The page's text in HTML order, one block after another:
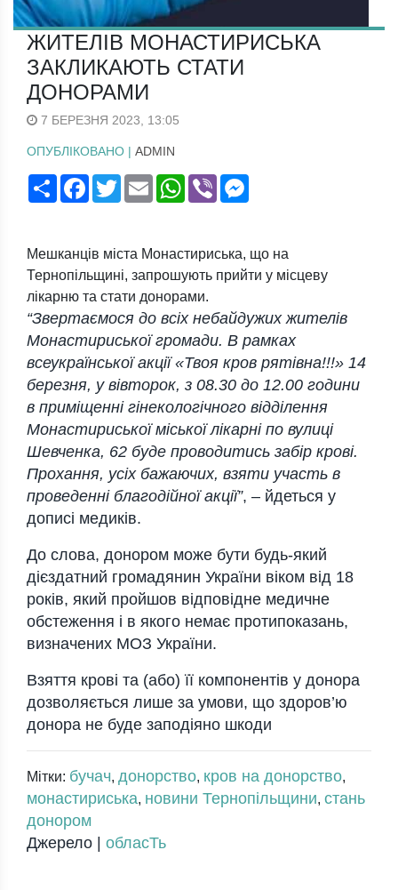
ЖИТЕЛІВ МОНАСТИРИСЬКА
ЗАКЛИКАЮТЬ СТАТИ
ДОНОРАМИ
7 БЕРЕЗНЯ 2023, 13:05
ОПУБЛІКОВАНО | ADMIN
ПоширитиFacebook
TwitterEmail WhatsApp
Viber
Мешканців міста Монастириська, що на
Тернопільщині, запрошують прийти у місцеву
лікарню та стати донорами.
“Звертаємося до всіх небайдужих жителів
Монастириської громади. В рамках
всеукраїнської акції «Твоя кров рятівна!!!» 14
березня, у вівторок, з 08.30 до 12.00 години
в приміщенні гінекологічного відділення
Монастириської міської лікарні по вулиці
Шевченка, 62 буде проводитись забір крові.
Прохання, усіх бажаючих, взяти участь в
проведенні благодійної акції”, – йдеться у
дописі медиків.
До слова, донором може бути будь-який
дієздатний громадянин України віком від 18
років, який пройшов відповідне медичне
обстеження і в якого немає протипоказань,
визначених МОЗ України.
Взяття крові та (або) її компонентів у донора
дозволяється лише за умови, що здоров’ю
донора не буде заподіяно шкоди
Мітки: бучач, донорство, кров на донорство,
монастириська, новини Тернопільщини, стань
донором
Джерело | обласТь